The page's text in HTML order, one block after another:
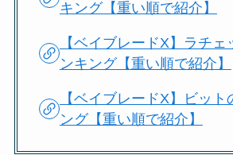
キング【重い順で紹介】
【ベイブレードX】ラチェ
ンキング【重い順で紹介】
【ベイブレードX】ビット
ング【重い順で紹介】